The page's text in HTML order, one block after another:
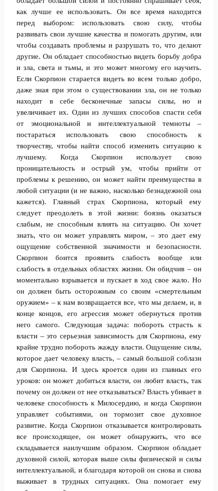
как лучше ее использовать. Он все время находится
перед выбором: использовать свою силу, чтобы
развивать свои лучшие качества и помогать другим, или
чтобы создавать проблемы и разрушать то, что делают
другие. Он обладает способностью видеть борьбу добра
и зла, света и тьмы, и это может многому его научить.
Если Скорпион старается видеть во всем только добро,
даже зная при этом о существовании зла, он не только
находит в себе бесконечные запасы силы, но и
увеличивает их. Один из лучших способов спасти себя
от эмоциональной и интеллектуальной темноты –
постараться использовать свою способность к
творчеству, чтобы найти способ изменить ситуацию к
лучшему. Когда Скорпион использует свою
проницательность и острый ум, чтобы прийти от
проблемы к решению, он может найти преимущества в
любой ситуации (и не важно, насколько безнадежной она
кажется). Главный страх Скорпиона, который ему
следует преодолеть в этой жизни: боязнь оказаться
слабым, не способным влиять на ситуацию. Он хочет
знать, что он может управлять миром, – это дает ему
ощущение собственной значимости и безопасности.
Скорпион боится проявить слабость вообще или
слабость в отдельных областях жизни. Он обидчив – он
моментально взрывается и пускает в ход свое жало. Но
он должен быть осторожным со своим «смертельным
оружием» – к нам возвращается все, что мы делаем, и, в
конце концов, его агрессия может обернуться против
него самого. Следующая задача: побороть страсть к
власти – это серьезная зависимость для Скорпиона, ему
крайне трудно побороть жажду власти. Ощущение силы,
которое дает человеку власть, – самый большой соблазн
для Скорпиона. И здесь кроется один из главных его
уроков: он может добиться власти, он любит власть, так
почему он должен от нее отказываться? Власть убивает в
человеке способность к Милосердию, и когда Скорпион
управляет событиями, он тормозит свое духовное
развитие. Когда Скорпион отказывается контролировать
все происходящее, он может обнаружить, что все
складывается наилучшим образом. Скорпион обладает
духовной силой, которая выше силы физической и силы
интеллектуальной, и благодаря которой он снова и снова
выживает в трудных ситуациях. Она помогает ему